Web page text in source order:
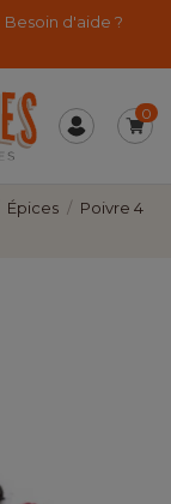
Besoin d'aide ?
0
Épices
Poivre 4